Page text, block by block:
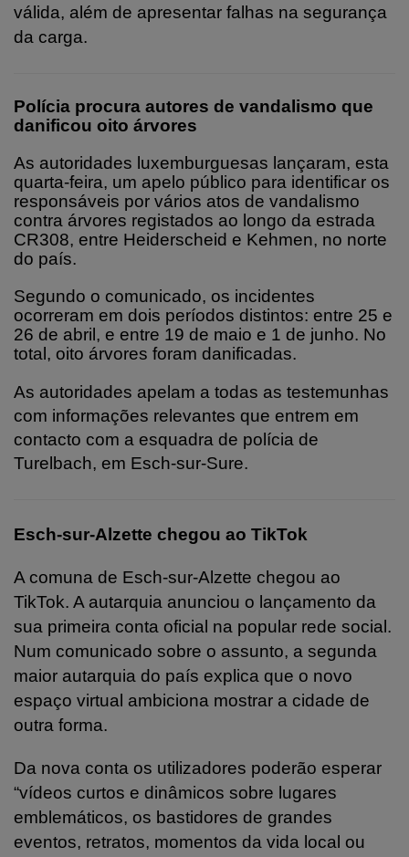
válida, além de apresentar falhas na segurança
da carga.
Polícia procura autores de vandalismo que
danificou oito árvores
As autoridades luxemburguesas lançaram, esta
quarta‑feira, um apelo público para identificar os
responsáveis por vários atos de vandalismo
contra árvores registados ao longo da estrada
CR308, entre Heiderscheid e Kehmen, no norte
do país.
Segundo o comunicado, os incidentes
ocorreram em dois períodos distintos: entre 25 e
26 de abril, e entre 19 de maio e 1 de junho. No
total, oito árvores foram danificadas.
As autoridades apelam a todas as testemunhas
com informações relevantes que entrem em
contacto com a esquadra de polícia de
Turelbach, em Esch-sur-Sure.
Esch-sur-Alzette chegou ao TikTok
A comuna de Esch-sur-Alzette chegou ao
TikTok. A autarquia anunciou o lançamento da
sua primeira conta oficial na popular rede social.
Num comunicado sobre o assunto, a segunda
maior autarquia do país explica que o novo
espaço virtual ambiciona mostrar a cidade de
outra forma.
Da nova conta os utilizadores poderão esperar
“vídeos curtos e dinâmicos sobre lugares
emblemáticos, os bastidores de grandes
eventos, retratos, momentos da vida local ou